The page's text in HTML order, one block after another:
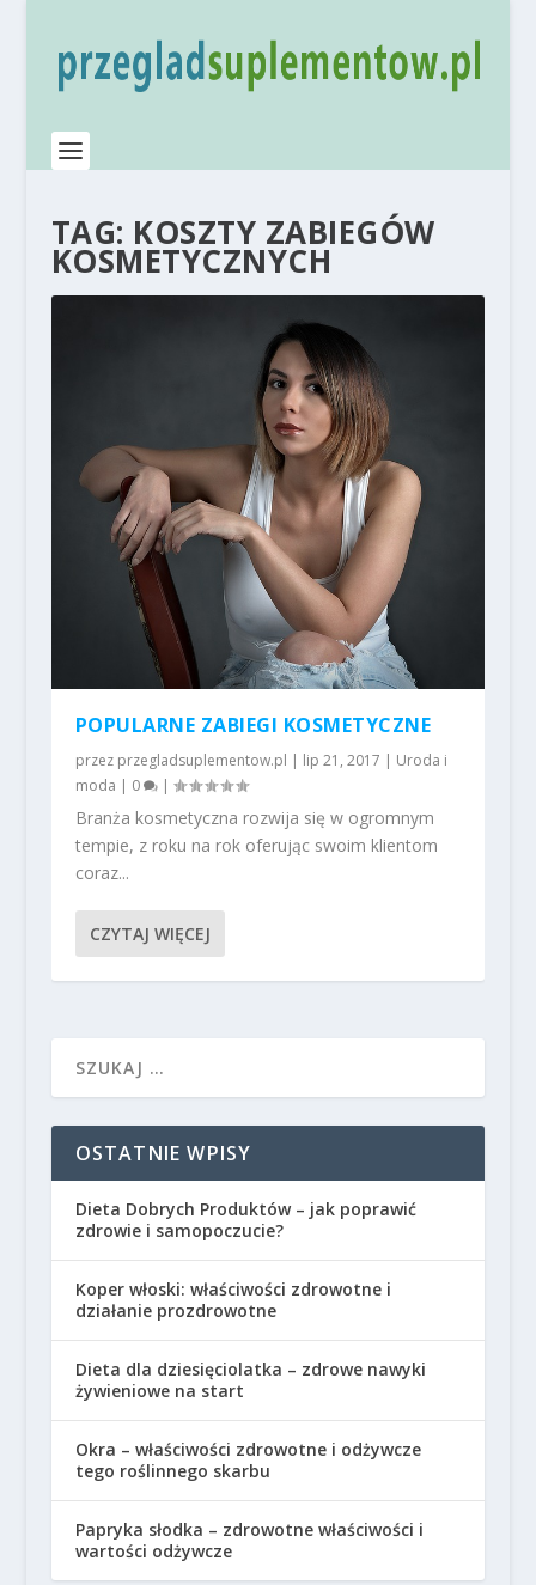
TAG: KOSZTY ZABIEGÓW
KOSMETYCZNYCH
POPULARNE ZABIEGI KOSMETYCZNE
przez przegladsuplementow.pl | lip 21, 2017 | Uroda i
moda | 0 |
Branża kosmetyczna rozwija się w ogromnym
tempie, z roku na rok oferując swoim klientom
coraz...
CZYTAJ WIĘCEJ
OSTATNIE WPISY
Dieta Dobrych Produktów – jak poprawić
zdrowie i samopoczucie?
Koper włoski: właściwości zdrowotne i
działanie prozdrowotne
Dieta dla dziesięciolatka – zdrowe nawyki
żywieniowe na start
Okra – właściwości zdrowotne i odżywcze
tego roślinnego skarbu
Papryka słodka – zdrowotne właściwości i
wartości odżywcze